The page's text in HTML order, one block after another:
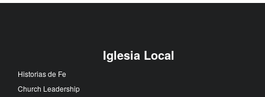
Iglesia Local
Historias de Fe
Church Leadership